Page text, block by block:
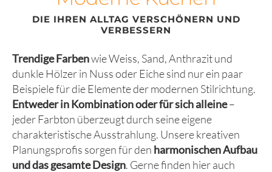
DIE IHREN ALLTAG VERSCHÖNERN UND
VERBESSERN
Trendige Farbenwie Weiss, Sand, Anthrazit und
dunkle Hölzer in Nuss oder Eiche sind nur ein paar
Beispiele für die Elemente der modernen Stilrichtung.
Entweder in Kombination oder für sich alleine–
jeder Farbton überzeugt durch seine eigene
charakteristische Ausstrahlung. Unsere kreativen
Planungsprofis sorgen für den harmonischen Aufbau
und das gesamte Design. Gerne finden hier auch